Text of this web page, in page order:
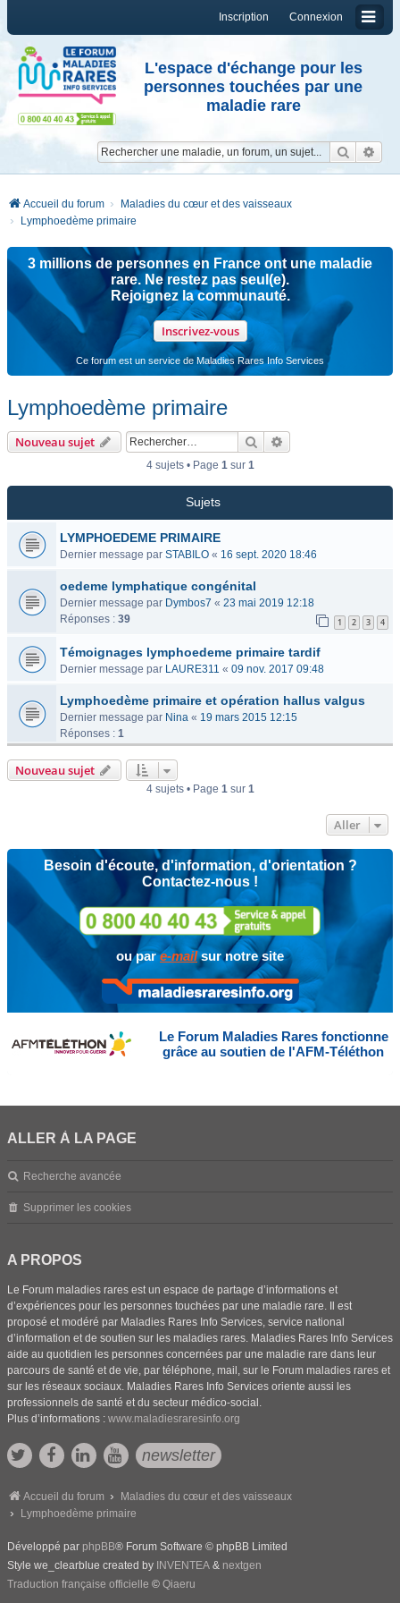
Connexion
Inscription
L'espace d'échange pour les
personnes touchées par une
maladie rare
Accueil du forum
Maladies du cœur et des vaisseaux
Lymphoedème primaire
3 millions de personnes en France ont une maladie
rare. Ne restez pas seul(e).
Rejoignez la communauté.
Inscrivez-vous
Ce forum est un service de Maladies Rares Info Services
Lymphoedème primaire
Nouveau sujet Rechercher
4 sujets • Page 1sur 1
Sujets
LYMPHOEDEME PRIMAIRE
Dernier message par STABILO « 16 sept. 2020 18:46
oedeme lymphatique congénital
Dernier message par Dymbos7 « 23 mai 2019 12:18
Réponses : 39 1 2 3 4
Témoignages lymphoedeme primaire tardif
Dernier message par LAURE311 « 09 nov. 2017 09:48
Lymphoedème primaire et opération hallus valgus
Dernier message par Nina « 19 mars 2015 12:15
Réponses : 1
Nouveau sujet
4 sujets • Page 1sur 1
Aller
Besoin d'écoute, d'information, d'orientation ?
Contactez-nous !
ou pare-mailsur notre site
Le Forum Maladies Rares fonctionne
grâce au soutien de l'AFM-Téléthon
ALLER À LA PAGE
Recherche avancée
Supprimer les cookies
A PROPOS
Le Forum maladies rares est un espace de partage d’informations et
d’expériences pour les personnes touchées par une maladie rare. Il est
proposé et modéré par Maladies Rares Info Services, service national
d’information et de soutien sur les maladies rares. Maladies Rares Info Services
aide au quotidien les personnes concernées par une maladie rare dans leur
parcours de santé et de vie, par téléphone, mail, sur le Forum maladies rares et
sur les réseaux sociaux. Maladies Rares Info Services oriente aussi les
professionnels de santé et du secteur médico-social.
Plus d’informations : www.maladiesraresinfo.org
newsletter
Accueil du forum
Maladies du cœur et des vaisseaux
Lymphoedème primaire
Développé par phpBB® Forum Software © phpBB Limited
Style we_clearblue created by INVENTEA & nextgen
Traduction française officielle © Qiaeru